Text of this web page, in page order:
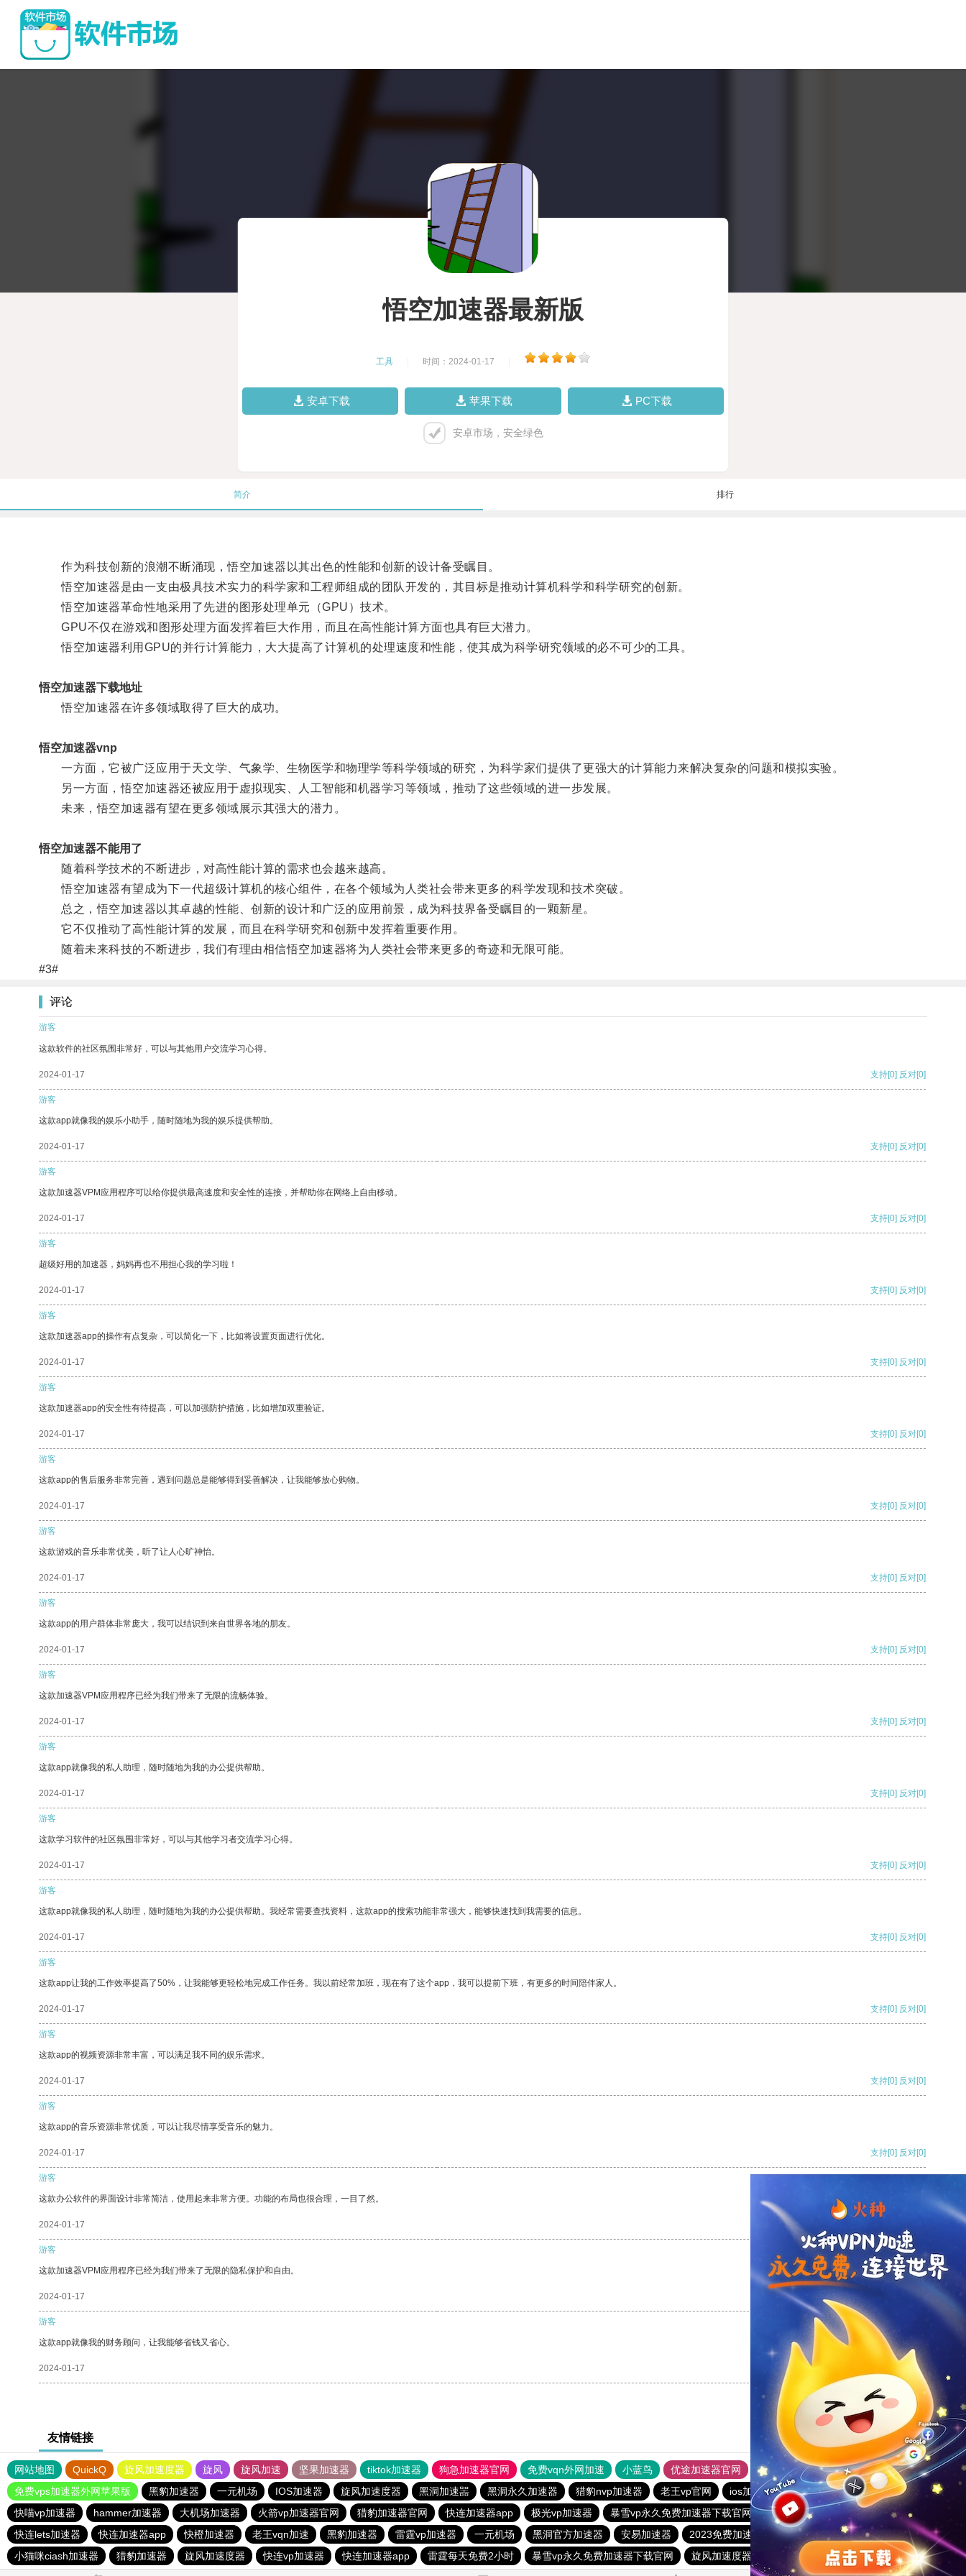
悟空加速器最新版
工具 时间：2024-01-17
安卓下载 苹果下载 PC下载
安卓市场，安全绿色
简介 排行
作为科技创新的浪潮不断涌现，悟空加速器以其出色的性能和创新的设计备受瞩目。
悟空加速器是由一支由极具技术实力的科学家和工程师组成的团队开发的，其目标是推动计算机科学和科学研究的创新。
悟空加速器革命性地采用了先进的图形处理单元（GPU）技术。
GPU不仅在游戏和图形处理方面发挥着巨大作用，而且在高性能计算方面也具有巨大潜力。
悟空加速器利用GPU的并行计算能力，大大提高了计算机的处理速度和性能，使其成为科学研究领域的必不可少的工具。
悟空加速器下载地址
悟空加速器在许多领域取得了巨大的成功。
悟空加速器vnp
一方面，它被广泛应用于天文学、气象学、生物医学和物理学等科学领域的研究，为科学家们提供了更强大的计算能力来解决复杂的问题和模拟实验。
另一方面，悟空加速器还被应用于虚拟现实、人工智能和机器学习等领域，推动了这些领域的进一步发展。
未来，悟空加速器有望在更多领域展示其强大的潜力。
悟空加速器不能用了
随着科学技术的不断进步，对高性能计算的需求也会越来越高。
悟空加速器有望成为下一代超级计算机的核心组件，在各个领域为人类社会带来更多的科学发现和技术突破。
总之，悟空加速器以其卓越的性能、创新的设计和广泛的应用前景，成为科技界备受瞩目的一颗新星。
它不仅推动了高性能计算的发展，而且在科学研究和创新中发挥着重要作用。
随着未来科技的不断进步，我们有理由相信悟空加速器将为人类社会带来更多的奇迹和无限可能。
#3#
评论
游客
这款软件的社区氛围非常好，可以与其他用户交流学习心得。
2024-01-17 支持[0] 反对[0]
游客
这款app就像我的娱乐小助手，随时随地为我的娱乐提供帮助。
2024-01-17 支持[0] 反对[0]
游客
这款加速器VPM应用程序可以给你提供最高速度和安全性的连接，并帮助你在网络上自由移动。
2024-01-17 支持[0] 反对[0]
游客
超级好用的加速器，妈妈再也不用担心我的学习啦！
2024-01-17 支持[0] 反对[0]
游客
这款加速器app的操作有点复杂，可以简化一下，比如将设置页面进行优化。
2024-01-17 支持[0] 反对[0]
游客
这款加速器app的安全性有待提高，可以加强防护措施，比如增加双重验证。
2024-01-17 支持[0] 反对[0]
游客
这款app的售后服务非常完善，遇到问题总是能够得到妥善解决，让我能够放心购物。
2024-01-17 支持[0] 反对[0]
游客
这款游戏的音乐非常优美，听了让人心旷神怡。
2024-01-17 支持[0] 反对[0]
游客
这款app的用户群体非常庞大，我可以结识到来自世界各地的朋友。
2024-01-17 支持[0] 反对[0]
游客
这款加速器VPM应用程序已经为我们带来了无限的流畅体验。
2024-01-17 支持[0] 反对[0]
游客
这款app就像我的私人助理，随时随地为我的办公提供帮助。
2024-01-17 支持[0] 反对[0]
游客
这款学习软件的社区氛围非常好，可以与其他学习者交流学习心得。
2024-01-17 支持[0] 反对[0]
游客
这款app就像我的私人助理，随时随地为我的办公提供帮助。我经常需要查找资料，这款app的搜索功能非常强大，能够快速找到我需要的信息。
2024-01-17 支持[0] 反对[0]
游客
这款app让我的工作效率提高了50%，让我能够更轻松地完成工作任务。我以前经常加班，现在有了这个app，我可以提前下班，有更多的时间陪伴家人。
2024-01-17 支持[0] 反对[0]
游客
这款app的视频资源非常丰富，可以满足我不同的娱乐需求。
2024-01-17 支持[0] 反对[0]
游客
这款app的音乐资源非常优质，可以让我尽情享受音乐的魅力。
2024-01-17 支持[0] 反对[0]
游客
这款办公软件的界面设计非常简洁，使用起来非常方便。功能的布局也很合理，一目了然。
2024-01-17
游客
这款加速器VPM应用程序已经为我们带来了无限的隐私保护和自由。
2024-01-17 反对
游客
这款app就像我的财务顾问，让我能够省钱又省心。
2024-01-17 反对[0]
友情链接
网站地图 QuickQ 旋风加速度器 旋风 旋风加速 坚果加速器 tiktok加速器 狗急加速器官网 免费vqn外网加速 小蓝鸟 优途加速器官网 风驰加速器 旋风加速器
八戒看书
免费vps加速器外网苹果版
黑豹加速器 一元机场 IOS加速器 旋风加速度器 黑洞加速噐 黑洞永久加速器 猎豹nvp加速器 老王vp官网 ios加速器 tyl加速器官网
ios加速器
快喵vp加速器
hammer加速器 大机场加速器 火箭vp加速器官网 猎豹加速器官网 快连加速器app 极光vp加速器 暴雪vp永久免费加速器下载官网 酷通加速器
旋风加速度器
快连lets加速器
快连加速器app 快橙加速器 老王vqn加速 黑豹加速器 雷霆vp加速器 一元机场 黑洞官方加速器 安易加速器 2023免费加速神器 快连加速器app
猴王加速器
小猫咪ciash加速器
猎豹加速器 旋风加速度器 快连vp加速器 快连加速器app 雷霆每天免费2小时 暴雪vp永久免费加速器下载官网 旋风加速度器 vqn加速外网